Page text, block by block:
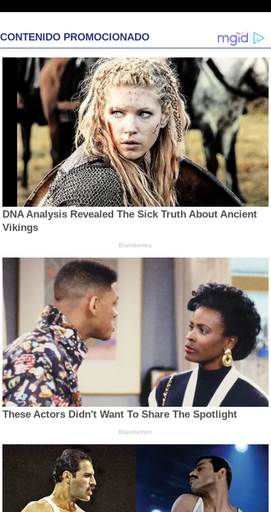
CONTENIDO PROMOCIONADO
DNA Analysis Revealed The Sick Truth About Ancient
Vikings
Brainberries
These Actors Didn't Want To Share The Spotlight
Brainberries